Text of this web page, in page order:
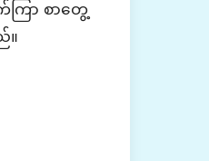
ြာ စာတွေ့
။